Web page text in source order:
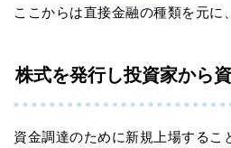
ここからは直接金融の種類を元に
株式を発行し投資家から
資金調達のために新規上場するこ